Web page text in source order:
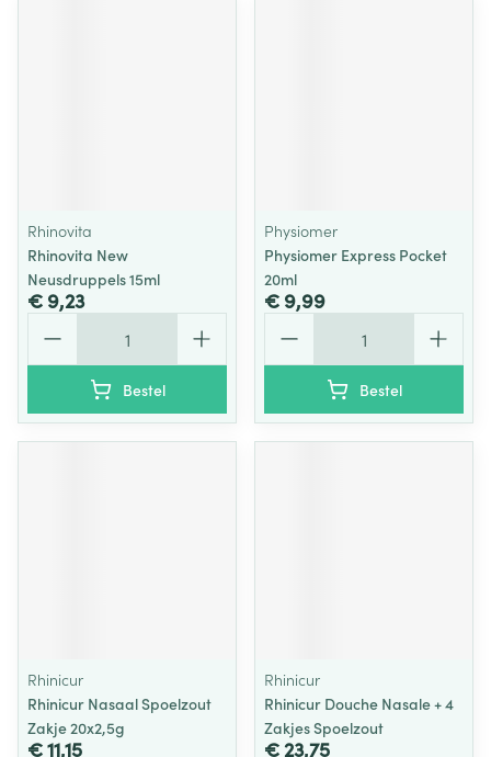
Rhinovita
Rhinovita New
Neusdruppels 15ml
€ 9,23
Bestel
Physiomer
Physiomer Express Pocket
20ml
€ 9,99
Bestel
Rhinicur
Rhinicur Nasaal Spoelzout
Zakje 20x2,5g
€ 11,15
Rhinicur
Rhinicur Douche Nasale + 4
Zakjes Spoelzout
€ 23,75